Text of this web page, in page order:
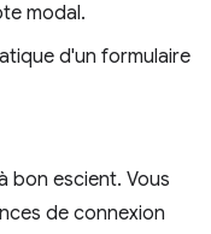
modal.
d'un formulaire
bon escient. Vous
de connexion